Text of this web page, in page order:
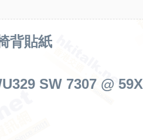
背貼紙
SW 7307 @ 59X